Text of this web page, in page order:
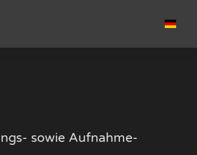
sowie Aufnahme-